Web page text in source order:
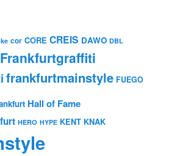
cor CORE CREIS DAWO DBL
Frankfurtgraffiti
frankfurtmainstyle FUEGO
Hall of Fame
HERO HYPE KENT KNAK